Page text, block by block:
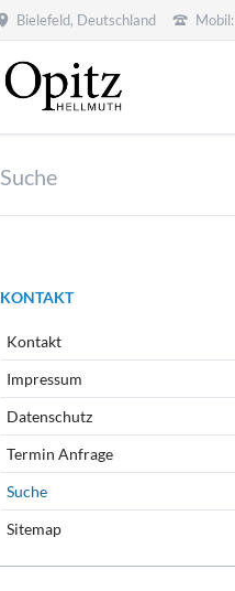
Bielefeld, Deutschland
Suche
Navigation
KONTAKT
Kontakt
Impressum
Datenschutz
Termin Anfrage
Suche
Sitemap